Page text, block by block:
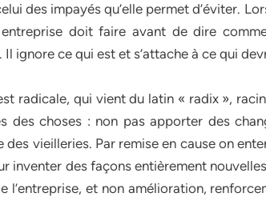
des impayés qu’elle permet d’éviter.
entreprise doit faire avant de dire
ignore ce qui est et s’attache à ce qui
radicale, qui vient du latin « radix »,
des choses : non pas apporter des
vieilleries. Par remise en cause on
inventer des façons entièrement
l’entreprise, et non amélioration,